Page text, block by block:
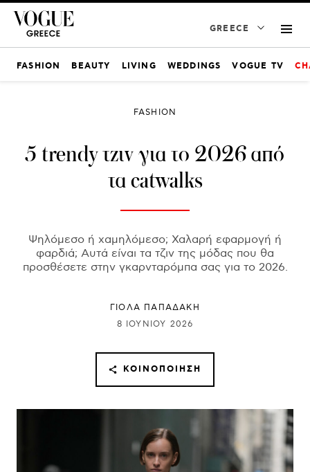
GREECE
FASHION BEAUTY LIVING WEDDINGS VOGUE TV
FASHION
5 trendy τζιν για το 2026 από
τα catwalks
Ψηλόμεσο ή χαμηλόμεσο; Χαλαρή εφαρμογή ή
φαρδιά; Αυτά είναι τα τζιν της μόδας που θα
προσθέσετε στην γκαρνταρόμπα σας για το 2026.
ΓΙΌΛΑ ΠΑΠΑΔΆΚΗ
8 ΙΟΥΝΊΟΥ 2026
ΚΟΙΝΟΠΟΊΗΣΗ